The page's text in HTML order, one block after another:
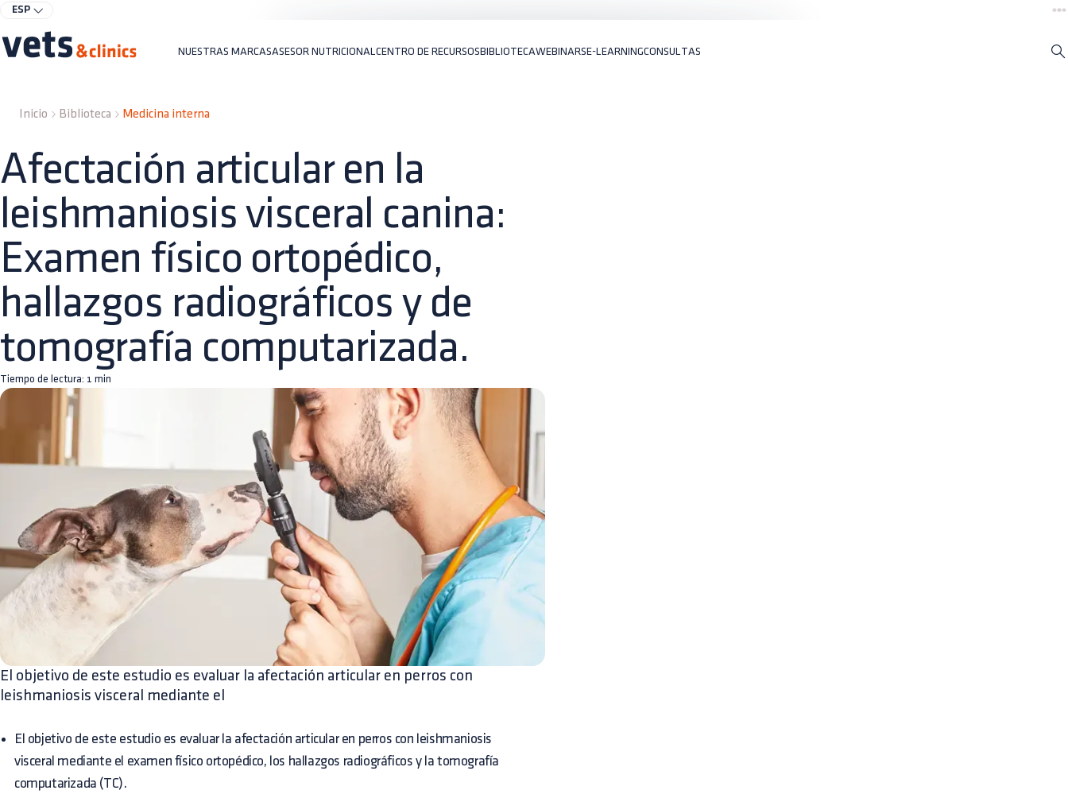
ESP
NUESTRAS MARCASASESOR NUTRICIONAL CENTRO DE RECURSOSBIBLIOTECAWEBINARSE-LEARNINGCONSULTAS
Inicio Biblioteca Medicina interna
Afectación articular en la
leishmaniosis visceral canina:
Examen físico ortopédico,
hallazgos radiográficos y de
tomografía computarizada.
Tiempo de lectura: 1 min
El objetivo de este estudio es evaluar la afectación articular en perros con
leishmaniosis visceral mediante el
El objetivo de este estudio es evaluar la afectación articular en perros con leishmaniosis
visceral mediante el examen físico ortopédico, los hallazgos radiográficos y la tomografía
computarizada (TC).